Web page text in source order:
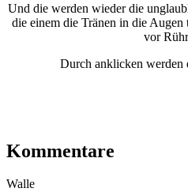
Und die werden wieder die
die einem die Tränen in die
vor
Durch anklicken werden
Kommentare
Walle